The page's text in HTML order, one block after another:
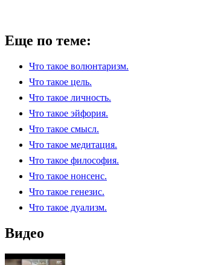
Еще по теме:
Что такое волюнтаризм.
Что такое цель.
Что такое личность.
Что такое эйфория.
Что такое смысл.
Что такое медитация.
Что такое философия.
Что такое нонсенс.
Что такое генезис.
Что такое дуализм.
Видео